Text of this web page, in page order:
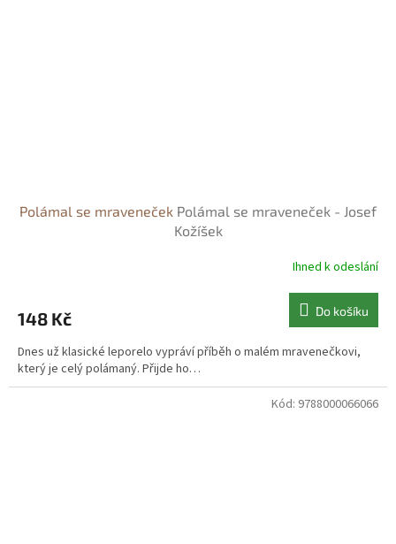
Polámal se mraveneček Polámal se mraveneček - Josef
Kožíšek
Ihned k odeslání
148 Kč Do košíku
Dnes už klasické leporelo vypráví příběh o malém mravenečkovi,
který je celý polámaný. Přijde ho…
Kód: 9788000066066